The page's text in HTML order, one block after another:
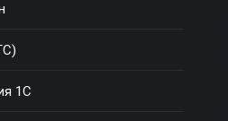
1С